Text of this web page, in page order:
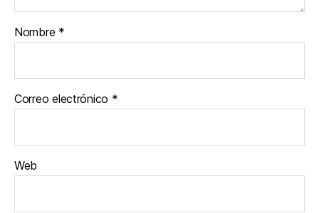
Nombre *
Correo electrónico *
Web